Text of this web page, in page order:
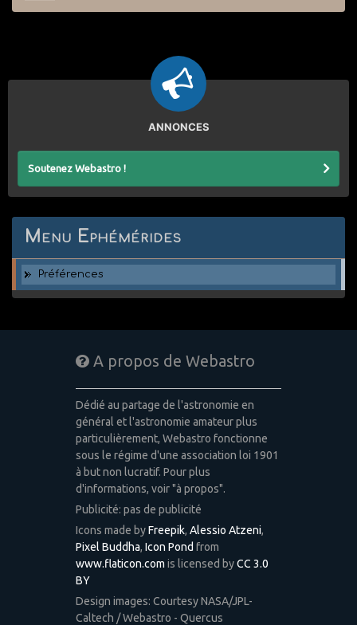
ANNONCES
Soutenez Webastro !
Menu Ephémérides
Préférences
A propos de Webastro
Dédié au partage de l'astronomie en
général et l'astronomie amateur plus
particulièrement, Webastro fonctionne
sous le régime d'une association loi 1901
à but non lucratif. Pour plus
d'informations, voir "à propos".
Publicité: pas de publicité
Icons made byFreepik, Alessio Atzeni,
Pixel Buddha, Icon Pond from
www.flaticon.com is licensed byCC 3.0
BY
Design images: Courtesy NASA/JPL-
Caltech / Webastro - Quercus